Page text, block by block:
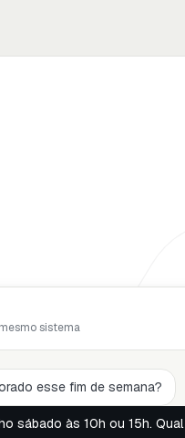
sistema
esse fim de semana?
sábado às 10h ou 15h. Qual